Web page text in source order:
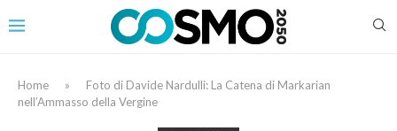
Home »
Foto di Davide Nardulli: La Catena di Markarian
nell’Ammasso della Vergine